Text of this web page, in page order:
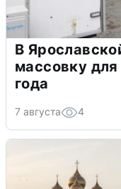
В
массовку
года
7 августа 4